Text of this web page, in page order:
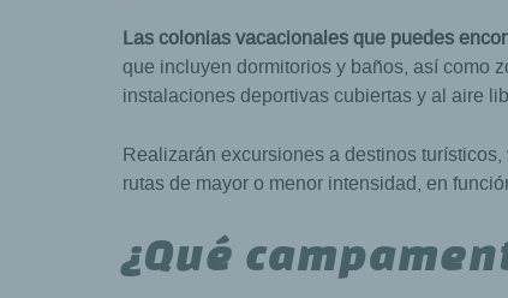
Las colonias vacacionales que puedes
que incluyen dormitorios y baños, así como
instalaciones deportivas cubiertas y al aire
Realizarán excursiones a destinos
rutas de mayor o menor intensidad, en
¿Qué